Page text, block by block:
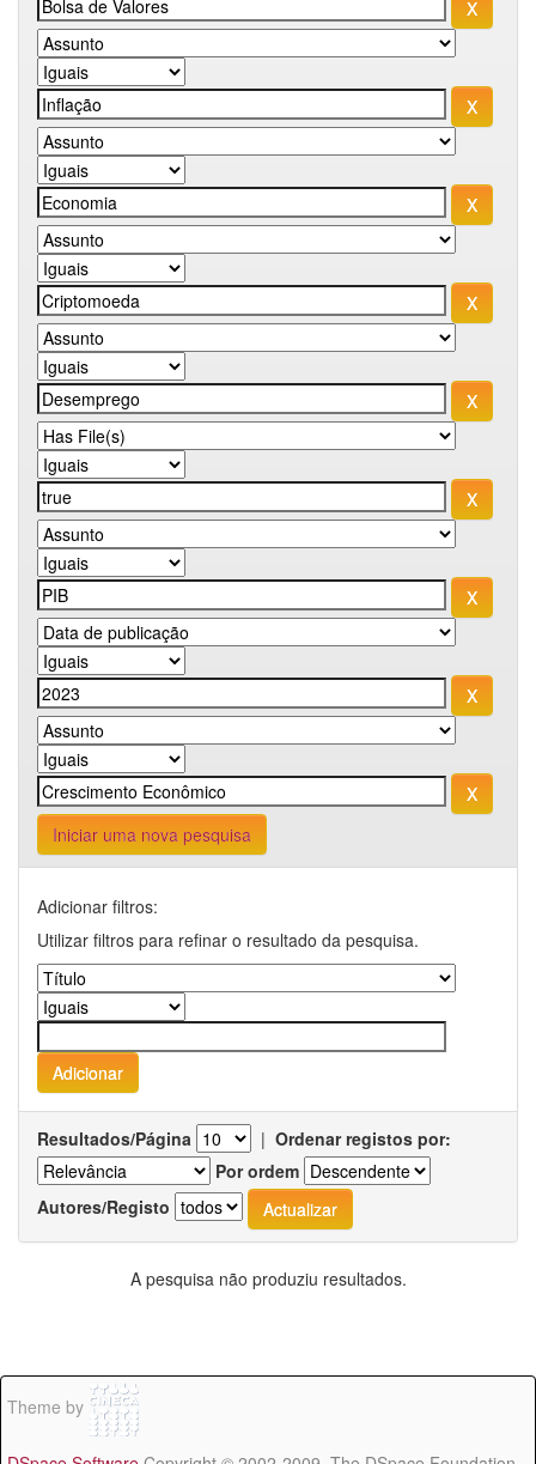
Iniciar uma nova pesquisa
Adicionar filtros:
Utilizar filtros para refinar o resultado da pesquisa.
Resultados/Página | Ordenar registos por:
Por ordem
Autores/Registo
A pesquisa não produziu resultados.
Theme by